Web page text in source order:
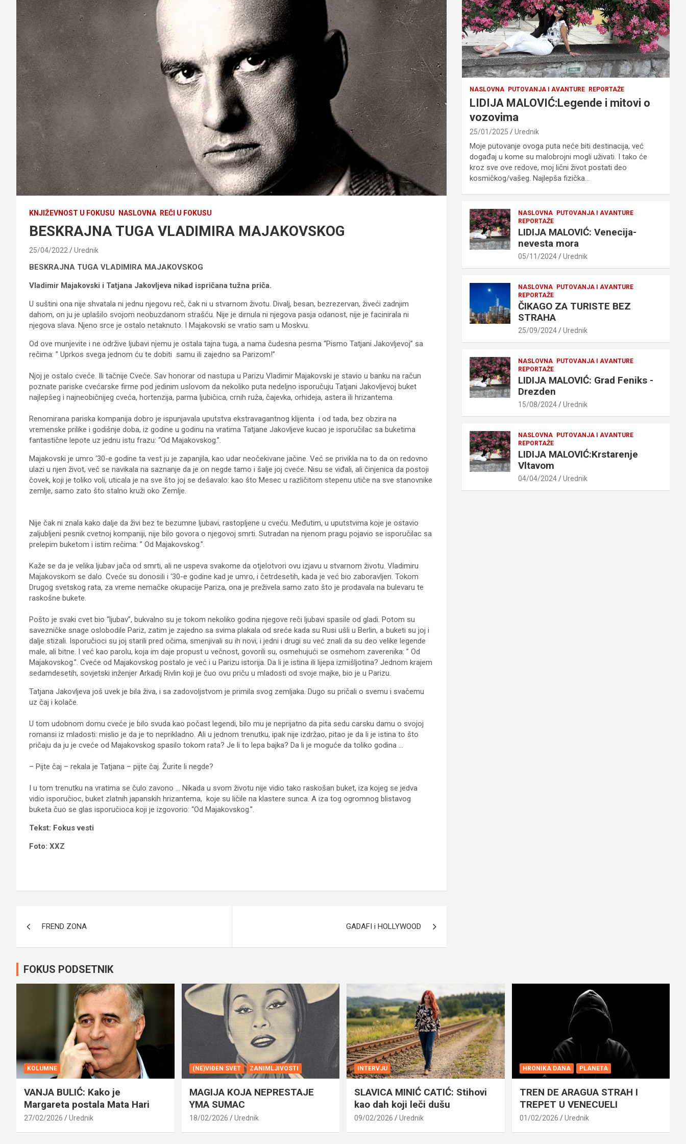
KNJIŽEVNOST U FOKUSU NASLOVNA REČI U FOKUSU
BESKRAJNA TUGA VLADIMIRA MAJAKOVSKOG
25/04/2022 Urednik
BESKRAJNA TUGA VLADIMIRA MAJAKOVSKOG
Vladimir Majakovski i Tatjana Jakovljeva nikad ispričana tužna priča.
U suštini ona nije shvatala ni jednu njegovu reč, čak ni u stvarnom životu. Divalj, besan, bezrezervan, živeći zadnjim
dahom, on ju je uplašilo svojom neobuzdanom strašću. Nije je dirnula ni njegova pasja odanost, nije je facinirala ni
njegova slava. Njeno srce je ostalo netaknuto. I Majakovski se vratio sam u Moskvu.
Od ove munjevite i ne održive ljubavi njemu je ostala tajna tuga, a nama čudesna pesma “Pismo Tatjani Jakovljevoj” sa
rečima: ” Uprkos svega jednom ću te dobiti samu ili zajedno sa Parizom!”
Njoj je ostalo cveće. Ili tačnije Cveće. Sav honorar od nastupa u Parizu Vladimir Majakovski je stavio u banku na račun
poznate pariske cvećarske firme pod jedinim uslovom da nekoliko puta nedeljno isporučuju Tatjani Jakovljevoj buket
najlepšeg i najneobičnijeg cveća, hortenzija, parma ljubičica, crnih ruža, čajevka, orhideja, astera ili hrizantema.
Renomirana pariska kompanija dobro je ispunjavala uputstva ekstravagantnog klijenta i od tada, bez obzira na
vremenske prilike i godišnje doba, iz godine u godinu na vratima Tatjane Jakovljeve kucao je isporučilac sa buketima
fantastične lepote uz jednu istu frazu: “Od Majakovskog.”.
Majakovski je umro ‘30-e godine ta vest ju je zapanjila, kao udar neočekivane jačine. Već se privikla na to da on redovno
ulazi u njen život, već se navikala na saznanje da je on negde tamo i šalje joj cveće. Nisu se viđali, ali činjenica da postoji
čovek, koji je toliko voli, uticala je na sve što joj se dešavalo: kao što Mesec u različitom stepenu utiče na sve stanovnike
zemlje, samo zato što stalno kruži oko Zemlje.
Nije čak ni znala kako dalje da živi bez te bezumne ljubavi, rastopljene u cveću. Međutim, u uputstvima koje je ostavio
zaljubljeni pesnik cvetnoj kompaniji, nije bilo govora o njegovoj smrti. Sutradan na njenom pragu pojavio se isporučilac sa
prelepim buketom i istim rečima: ” Od Majakovskog.”.
Kaže se da je velika ljubav jača od smrti, ali ne uspeva svakome da otjelotvori ovu izjavu u stvarnom životu. Vladimiru
Majakovskom se dalo. Cveće su donosili i ‘30-e godine kad je umro, i četrdesetih, kada je već bio zaboravljen. Tokom
Drugog svetskog rata, za vreme nemačke okupacije Pariza, ona je preživela samo zato što je prodavala na bulevaru te
raskošne bukete.
Pošto je svaki cvet bio “ljubav”, bukvalno su je tokom nekoliko godina njegove reči ljubavi spasile od gladi. Potom su
savezničke snage oslobodile Pariz, zatim je zajedno sa svima plakala od sreće kada su Rusi ušli u Berlin, a buketi su joj i
dalje stizali. Isporučioci su joj starili pred očima, smenjivali su ih novi, i jedni i drugi su već znali da su deo velike legende
male, ali bitne. I već kao parolu, koja im daje propust u večnost, govorili su, osmehujući se osmehom zaverenika: ” Od
Majakovskog.”. Cveće od Majakovskog postalo je već i u Parizu istorija. Da li je istina ili lijepa izmišljotina? Jednom krajem
sedamdesetih, sovjetski inženjer Arkadij Rivlin koji je čuo ovu priču u mladosti od svoje majke, bio je u Parizu.
Tatjana Jakovljeva još uvek je bila živa, i sa zadovoljstvom je primila svog zemljaka. Dugo su pričali o svemu i svačemu
uz čaj i kolače.
U tom udobnom domu cveće je bilo svuda kao počast legendi, bilo mu je neprijatno da pita sedu carsku damu o svojoj
romansi iz mladosti: mislio je da je to neprikladno. Ali u jednom trenutku, ipak nije izdržao, pitao je da li je istina to što
pričaju da ju je cveće od Majakovskog spasilo tokom rata? Je li to lepa bajka? Da li je moguće da toliko godina …
– Pijte čaj – rekala je Tatjana – pijte čaj. Žurite li negde?
I u tom trenutku na vratima se čulo zavono … Nikada u svom životu nije vidio tako raskošan buket, iza kojeg se jedva
vidio isporučioc, buket zlatnih japanskih hrizantema, koje su ličile na klastere sunca. A iza tog ogromnog blistavog
buketa čuo se glas isporučioca koji je izgovorio: “Od Majakovskog.”.
Tekst: Fokus vesti
Foto: XXZ
FREND ZONA GADAFI i HOLLYWOOD
NASLOVNA PUTOVANJA I AVANTURE REPORTAŽE
LIDIJA MALOVIĆ:Legende i mitovi o
vozovima
25/01/2025 Urednik
Moje putovanje ovoga puta neće biti destinacija, već
događaj u kome su malobrojni mogli uživati. I tako će
kroz sve ove redove, moj lični život postati deo
kosmičkog/vašeg. Najlepša fizička…
NASLOVNA
PUTOVANJA I AVANTURE
REPORTAŽE
LIDIJA MALOVIĆ: Venecija-
nevesta mora
05/11/2024 Urednik
NASLOVNA
PUTOVANJA I AVANTURE
REPORTAŽE
ČIKAGO ZA TURISTE BEZ
STRAHA
25/09/2024 Urednik
NASLOVNA
PUTOVANJA I AVANTURE
REPORTAŽE
LIDIJA MALOVIĆ: Grad Feniks -
Drezden
15/08/2024 Urednik
NASLOVNA
PUTOVANJA I AVANTURE
REPORTAŽE
LIDIJA MALOVIĆ:Krstarenje
Vltavom
04/04/2024 Urednik
FOKUS PODSETNIK
KOLUMNE
VANJA BULIĆ: Kako je
Margareta postala Mata Hari
27/02/2026 Urednik
(NE)VIĐEN SVET ZANIMLJIVOSTI
MAGIJA KOJA NEPRESTAJE
YMA SUMAC
18/02/2026 Urednik
INTERVJU
SLAVICA MINIĆ CATIĆ: Stihovi
kao dah koji leči dušu
09/02/2026 Urednik
HRONIKA DANA PLANETA
TREN DE ARAGUA STRAH I
TREPET U VENECUELI
01/02/2026 Urednik